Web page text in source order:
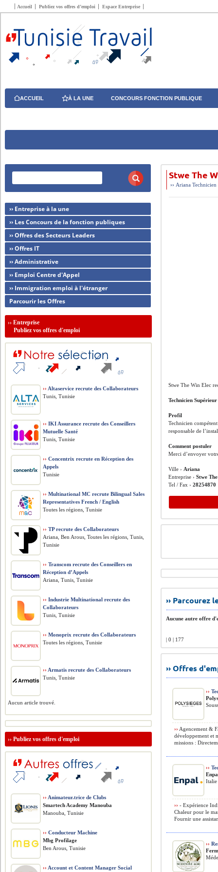
Accueil Publiez vos offres d’emploi Espace Entreprise
ACCUEIL À LA UNE CONCOURS FONCTION PUBLIQUE
Stwe The
›› Ariana Technicien
Stwe The Win Elec
Technicien
Profil
Technicien
responsable de
Comment postuler
Merci d’envoyer
Ville › Ariana
Entreprise ›Stwe
Tel / Fax ›28254870
››
Aucune autre offre
| 0 | 177
›› Offres
››
›› Agencement &
développement et
missions :
››
Italie
›› - Expérience
Chaleur pour le
Fournir une
››
›› Entreprise à la une
›› Les Concours de la fonction publiques
›› Offres des Secteurs Leaders
›› Offres IT
›› Administrative
›› Emploi Centre d'Appel
›› Immigration emploi à l'étranger
Parcourir les Offres
››Entreprise
Publiez vos offres d'emploi
›› Altaservice recrute des Collaborateurs
Tunis, Tunisie
›› IKI Assurance recrute des Conseillers
Mutuelle Santé
Tunis, Tunisie
›› Concentrix recrute en Réception des
Appels
Tunisie
›› Multinational MC recrute Bilingual Sales
Representatives French / English
Toutes les régions, Tunisie
›› TP recrute des Collaborateurs
Ariana, Ben Arous, Toutes les régions, Tunis,
Tunisie
›› Transcom recrute des Conseillers en
Réception d’Appels
Ariana, Tunis, Tunisie
›› Industrie Multinational recrute des
Collaborateurs
Tunis, Tunisie
›› Monoprix recrute des Collaborateurs
Toutes les régions, Tunisie
›› Armatis recrute des Collaborateurs
Tunis, Tunisie
Aucun article trouvé.
››Publiez vos offres d'emploi
›› Animateur.trice de Clubs
Smartech Academy Manouba
Manouba, Tunisie
›› Conducteur Machine
Mbg Profilage
Ben Arous, Tunisie
›› Account et Content Manager Social